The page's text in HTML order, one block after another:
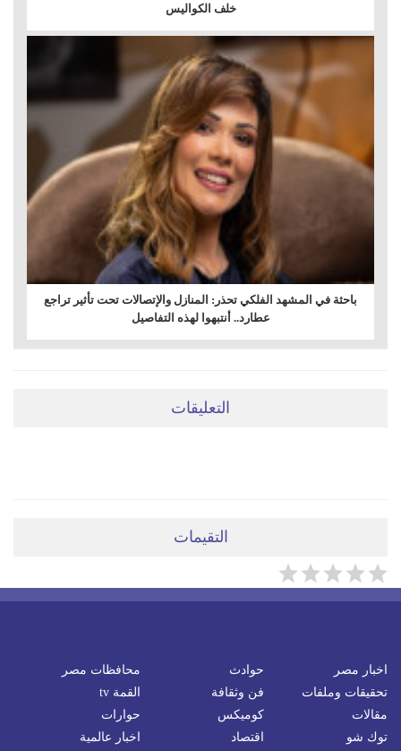
خلف الكواليس
باحثة في المشهد الفلكي تحذر: المنازل والإتصالات تحت تأثير تراجع
عطارد.. أنتبهوا لهذه التفاصيل
التعليقات
التقيمات
اخبار مصر حوادث
محافظات مصر
تحقيقات وملفات
فن وثقافة
القمة tv
مقالات
كوميكس
حوارات
توك شو
اقتصاد
اخبار عالمية